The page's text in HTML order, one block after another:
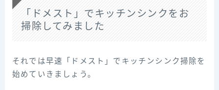
「ドメスト」でキッチンシンクをお
掃除してみました
それでは早速「ドメスト」でキッチンシンク掃除を
始めていきましょう。